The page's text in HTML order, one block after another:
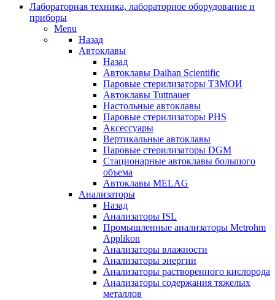
Лабораторная техника, лабораторное оборудование и
приборы
Menu
Назад
Автоклавы
Назад
Автоклавы Daihan Scientific
Паровые стерилизаторы ТЗМОИ
Автоклавы Tuttnauer
Наcтольные автоклавы
Паровые стерилизаторы PHS
Аксессуары
Вертикальные автоклавы
Паровые стерилизаторы DGM
Стационарные автоклавы большого
объема
Автоклавы MELAG
Анализаторы
Назад
Анализаторы ISL
Промышленные анализаторы Metrohm
Applikon
Анализаторы влажности
Анализаторы энергии
Анализаторы растворенного кислорода
Анализаторы содержания тяжелых
металлов